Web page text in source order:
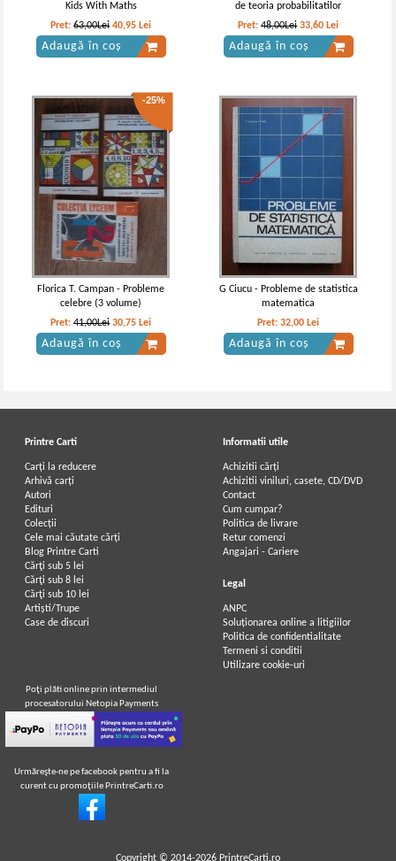
Kids With Maths
Pret:63,00Lei 40,95 Lei
Adaugă în coș
de teoria probabilitatilor
Pret:48,00Lei 33,60 Lei
Adaugă în coș
-25%
Florica T. Campan - Probleme
celebre (3 volume)
Pret:41,00Lei 30,75 Lei
Adaugă în coș
G Ciucu - Probleme de statistica
matematica
Pret:32,00 Lei
Adaugă în coș
Printre Carti
Carți la reducere
Arhivă carți
Autori
Edituri
Colecții
Cele mai căutate cărți
Blog Printre Carti
Cărţi sub 5 lei
Cărţi sub 8 lei
Cărţi sub 10 lei
Artiști/Trupe
Case de discuri
Informatii utile
Achizitii cărți
Achizitii viniluri, casete, CD/DVD
Contact
Cum cumpar?
Politica de livrare
Retur comenzi
Angajari - Cariere
Legal
ANPC
Soluționarea online a litigiilor
Politica de confidentialitate
Termeni si conditii
Utilizare cookie-uri
Poţi plăti online prin intermediul
procesatorului Netopia Payments
Urmăreşte-ne pe facebook pentru a fi la
curent cu promoţiile PrintreCarti.ro
Copyright © 2014-2026 PrintreCarti.ro